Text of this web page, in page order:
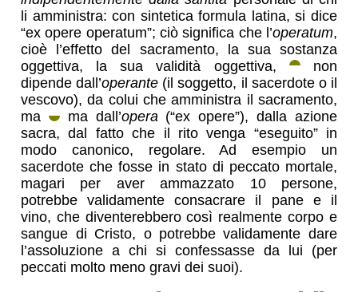
li amministra: con sintetica formula latina, si dice
“ex opere operatum”; ciò significa che l’operatum,
cioè l’effetto del sacramento, la sua sostanza
oggettiva, la sua validità oggettiva,
non
dipende dall’operante (il soggetto, il sacerdote o il
vescovo), da colui che amministra il sacramento,
ma
ma dall’opera(“ex opere”), dalla azione
sacra, dal fatto che il rito venga “eseguito” in
modo canonico, regolare. Ad esempio un
sacerdote che fosse in stato di peccato mortale,
magari per aver ammazzato 10 persone,
potrebbe validamente consacrare il pane e il
vino, che diventerebbero così realmente corpo e
sangue di Cristo, o potrebbe validamente dare
l’assoluzione a chi si confessasse da lui (per
peccati molto meno gravi dei suoi).